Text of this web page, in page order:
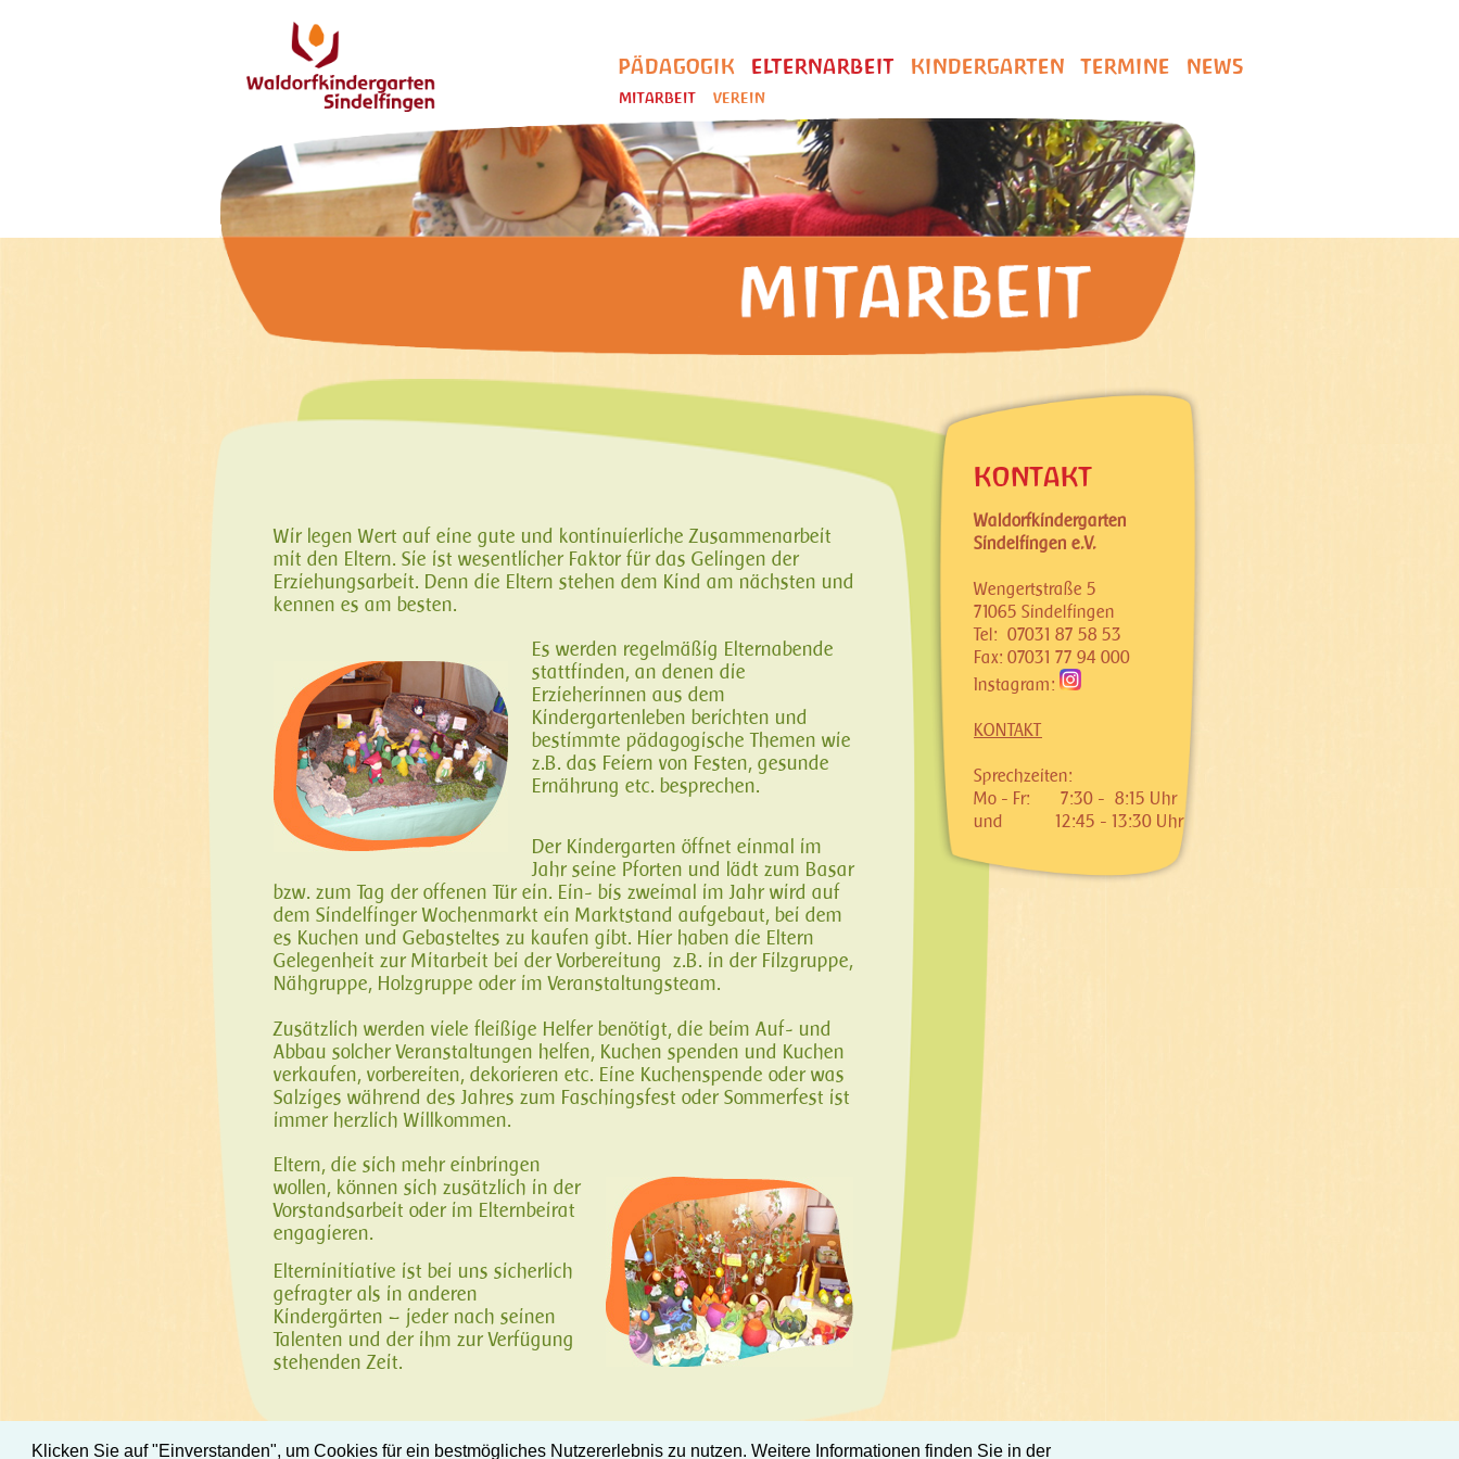
Klicken Sie auf "Einverstanden", um Cookies für ein bestmögliches Nutzererlebnis zu nutzen. Weitere Informationen finden Sie in der
PÄDAGOGIK ELTERNARBEIT KINDERGARTEN TERMINE NEWS
MITARBEIT VEREIN
Wir legen Wert auf eine gute und kontinuierliche Zusammenarbeit
mit den Eltern. Sie ist wesentlicher Faktor für das Gelingen der
Erziehungsarbeit. Denn die Eltern stehen dem Kind am nächsten und
kennen es am besten.
Es werden regelmäßig Elternabende
stattfinden, an denen die
Erzieherinnen aus dem
Kindergartenleben berichten und
bestimmte pädagogische Themen wie
z.B. das Feiern von Festen, gesunde
Ernährung etc. besprechen.
Der Kindergarten öffnet einmal im
Jahr seine Pforten und lädt zum Basar
bzw. zum Tag der offenen Tür ein. Ein- bis zweimal im Jahr wird auf
dem Sindelfinger Wochenmarkt ein Marktstand aufgebaut, bei dem
es Kuchen und Gebasteltes zu kaufen gibt. Hier haben die Eltern
Gelegenheit zur Mitarbeit bei der Vorbereitung z.B. in der Filzgruppe,
Nähgruppe, Holzgruppe oder im Veranstaltungsteam.
Zusätzlich werden viele fleißige Helfer benötigt, die beim Auf- und
Abbau solcher Veranstaltungen helfen, Kuchen spenden und Kuchen
verkaufen, vorbereiten, dekorieren etc. Eine Kuchenspende oder was
Salziges während des Jahres zum Faschingsfest oder Sommerfest ist
immer herzlich Willkommen.
Eltern, die sich mehr einbringen
wollen, können sich zusätzlich in der
Vorstandsarbeit oder im Elternbeirat
engagieren.
Elterninitiative ist bei uns sicherlich
gefragter als in anderen
Kindergärten – jeder nach seinen
Talenten und der ihm zur Verfügung
stehenden Zeit.
KONTAKT
Waldorfkindergarten
Sindelfingen e.V.
Wengertstraße 5
71065 Sindelfingen
Tel: 07031 87 58 53
Fax: 07031 77 94 000
Instagram:
KONTAKT
Sprechzeiten:
Mo - Fr:
7:30 - 8:15 Uhr
und
12:45 - 13:30 Uhr